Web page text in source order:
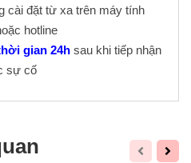
cài đặt từ xa trên máy tính
hotline
gian 24h sau khi tiếp nhận
sự cố